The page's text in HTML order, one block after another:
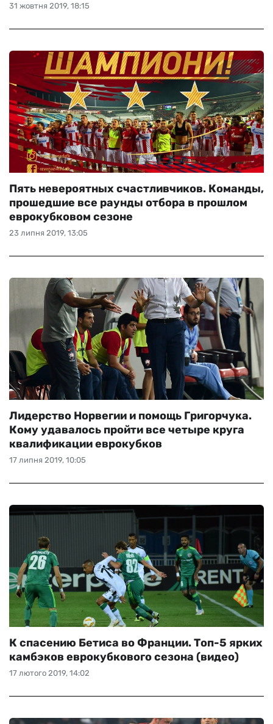
31 жовтня 2019, 18:15
23 липня 2019, 13:05
Пять невероятных счастливчиков. Команды,
прошедшие все раунды отбора в прошлом
еврокубковом сезоне
17 липня 2019, 10:05
Лидерство Норвегии и помощь Григорчука.
Кому удавалось пройти все четыре круга
квалификации еврокубков
17 лютого 2019, 14:02
К спасению Бетиса во Франции. Топ-5 ярких
камбэков еврокубкового сезона (видео)